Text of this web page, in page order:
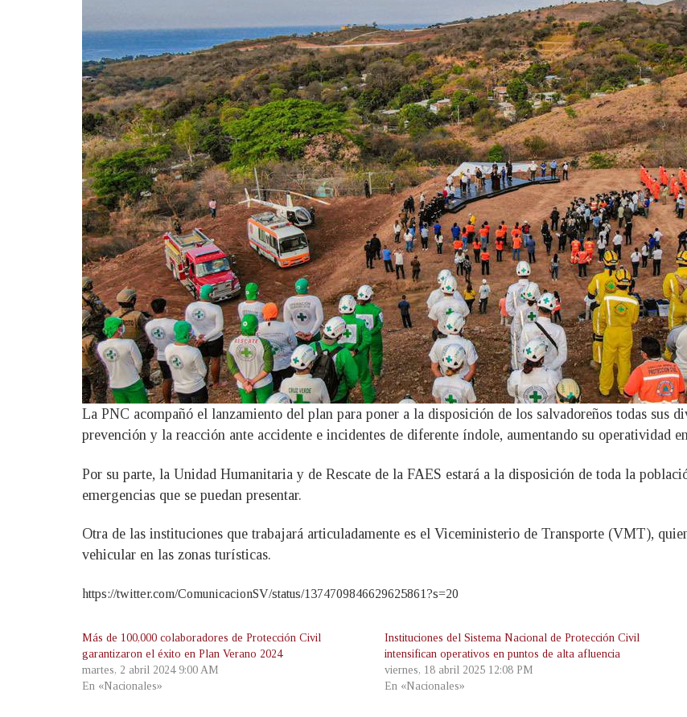
La PNC acompañó el lanzamiento del plan para poner a la disposición de los salvadoreños todas sus
prevención y la reacción ante accidente e incidentes de diferente índole, aumentando su operatividad
Por su parte, la Unidad Humanitaria y de Rescate de la FAES estará a la disposición de toda la
emergencias que se puedan presentar.
Otra de las instituciones que trabajará articuladamente es el Viceministerio de Transporte (VMT),
vehicular en las zonas turísticas.
https://twitter.com/ComunicacionSV/status/1374709846629625861?s=20
Más de 100,000 colaboradores de Protección Civil
garantizaron el éxito en Plan Verano 2024
martes, 2 abril 2024 9:00 AM
En «Nacionales»
Instituciones del Sistema Nacional de Protección Civil
intensifican operativos en puntos de alta afluencia
viernes, 18 abril 2025 12:08 PM
En «Nacionales»